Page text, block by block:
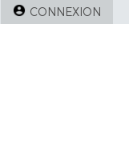
CONNEXION